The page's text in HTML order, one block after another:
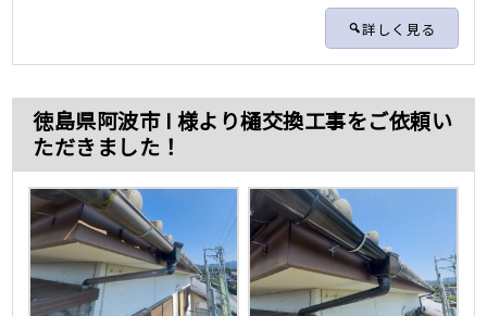
詳しく見る
徳島県阿波市 I 様より樋交換工事をご依頼い
ただきました！